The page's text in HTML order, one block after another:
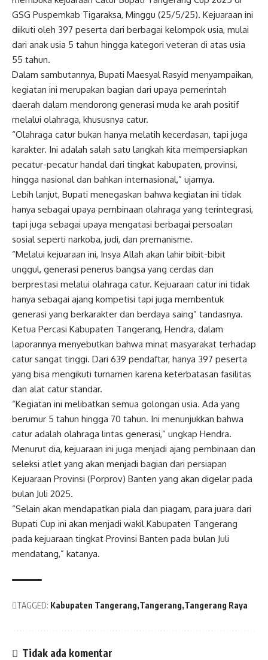
GSG Puspemkab Tigaraksa, Minggu (25/5/25). Kejuaraan ini
diikuti oleh 397 peserta dari berbagai kelompok usia, mulai
dari anak usia 5 tahun hingga kategori veteran di atas usia
55 tahun.
Dalam sambutannya, Bupati Maesyal Rasyid menyampaikan,
kegiatan ini merupakan bagian dari upaya pemerintah
daerah dalam mendorong generasi muda ke arah positif
melalui olahraga, khususnya catur.
“Olahraga catur bukan hanya melatih kecerdasan, tapi juga
karakter. Ini adalah salah satu langkah kita mempersiapkan
pecatur-pecatur handal dari tingkat kabupaten, provinsi,
hingga nasional dan bahkan internasional,” ujarnya.
Lebih lanjut, Bupati menegaskan bahwa kegiatan ini tidak
hanya sebagai upaya pembinaan olahraga yang terintegrasi,
tapi juga sebagai upaya mengatasi berbagai persoalan
sosial seperti narkoba, judi, dan premanisme.
“Melalui kejuaraan ini, Insya Allah akan lahir bibit-bibit
unggul, generasi penerus bangsa yang cerdas dan
berprestasi melalui olahraga catur. Kejuaraan catur ini tidak
hanya sebagai ajang kompetisi tapi juga membentuk
generasi yang berkarakter dan berdaya saing” tandasnya.
Ketua Percasi Kabupaten Tangerang, Hendra, dalam
laporannya menyebutkan bahwa minat masyarakat terhadap
catur sangat tinggi. Dari 639 pendaftar, hanya 397 peserta
yang bisa mengikuti turnamen karena keterbatasan fasilitas
dan alat catur standar.
“Kegiatan ini melibatkan semua golongan usia. Ada yang
berumur 5 tahun hingga 70 tahun. Ini menunjukkan bahwa
catur adalah olahraga lintas generasi,” ungkap Hendra.
Menurut dia, kejuaraan ini juga menjadi ajang pembinaan dan
seleksi atlet yang akan menjadi bagian dari persiapan
Kejuaraan Provinsi (Porprov) Banten yang akan digelar pada
bulan Juli 2025.
“Selain akan mendapatkan piala dan piagam, para juara dari
Bupati Cup ini akan menjadi wakil Kabupaten Tangerang
pada kejuaraan tingkat Provinsi Banten pada bulan Juli
mendatang,” katanya.
TAGGED: Kabupaten Tangerang Tangerang Tangerang Raya
Tidak ada komentar